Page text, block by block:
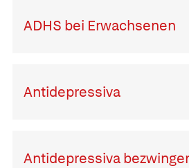
ADHS bei Erwachsenen
Antidepressiva
Antidepressiva